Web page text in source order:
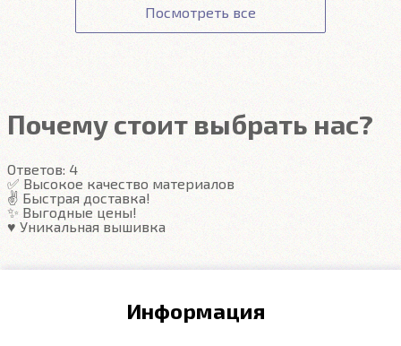
своевременной чистке.
резиновых половичках, однако, её все равно
видно. ЕВА удобны тем, что их легко достать не
Подробнее
Посмотреть все
Почему стоит выбрать нас?
Ответов: 4
✅ Высокое качество материалов
✌️ Быстрая доставка!
✨ Выгодные цены!
♥️ Уникальная вышивка
Информация